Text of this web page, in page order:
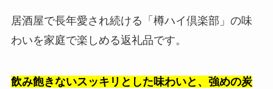
居酒屋で長年愛され続ける「樽ハイ倶楽部」の味
わいを家庭で楽しめる返礼品です。
飲み飽きないスッキリとした味わいと、強めの炭